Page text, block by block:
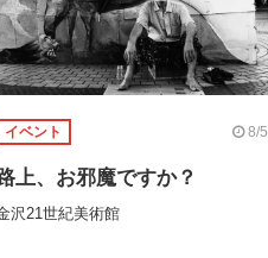
イベント 8/5
上、お邪魔ですか？
沢21世紀美術館